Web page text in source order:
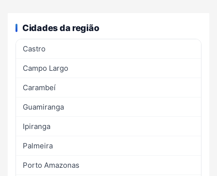
Cidades da região
Castro
Campo Largo
Carambeí
Guamiranga
Ipiranga
Palmeira
Porto Amazonas